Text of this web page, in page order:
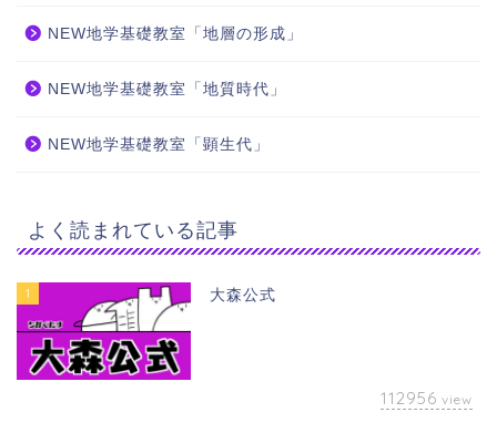
NEW地学基礎教室「地層の形成」
NEW地学基礎教室「地質時代」
NEW地学基礎教室「顕生代」
よく読まれている記事
1 大森公式
112956 view